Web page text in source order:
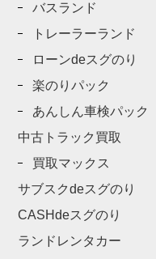
バスランド
トレーラーランド
ローンdeスグのり
楽のりパック
あんしん車検パック
中古トラック買取
買取マックス
サブスクdeスグのり
CASHdeスグのり
ランドレンタカー